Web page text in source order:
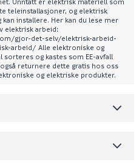
teleinstallasjoner, og elektrisk
installere. Her kan du lese mer
elektrisk arbeid:
gjor-det-selv/elektrisk-arbeid-
arbeid/ Alle elektroniske og
sorteres og kastes som EE-avfall
returnere dette gratis hos oss
og elektriske produkter.
6330402001